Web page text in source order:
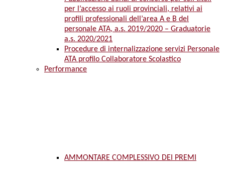
per l’accesso ai ruoli provinciali, relativi ai
profili professionali dell’area A e B del
personale ATA, a.s. 2019/2020 – Graduatorie
a.s. 2020/2021
Procedure di internalizzazione servizi Personale
ATA profilo Collaboratore Scolastico
Performance
AMMONTARE COMPLESSIVO DEI PREMI